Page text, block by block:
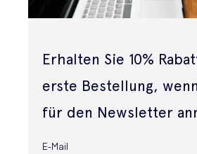
Erhalten Sie 10%
erste Bestellung,
für den Newsletter
E-Mail